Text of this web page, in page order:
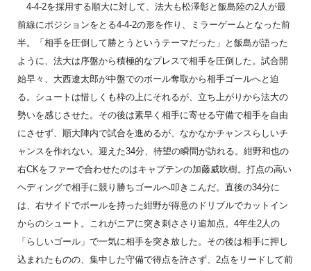
4-4-2を採用する順大に対して、法大も松澤彰と飯島陸の2人が最
前線にポジションをとる4-4-2の形を作り、ミラーゲームとなった前
半。「相手を圧倒して勝とうというテーマだった」と飯島が語った
ように、法大は序盤から積極的なプレスで相手を圧倒した。試合開
始早々、大西遼太郎が中盤でのボール奪取から相手ゴールへと迫
る。シュートは惜しくも枠の上にそれるが、立ち上がりから法大の
勢いを感じさせた。その後は素早く相手に寄せる守備で相手を自由
にさせず、順大陣内で試合を進めるが、なかなかチャンスらしいチ
ャンスを作れない。迎えた34分、待望の瞬間が訪れる。紺野和也の
右CKをファーで合わせたのはキャプテンの加藤威吹樹。打点の高い
ヘディングで相手に競り勝ちゴールへ叩きこんだ。直後の34分に
は、右サイドでボールを持った紺野が得意のドリブルでカットイン
からのシュート。これがニアに突き刺ささり追加点。4年生2人の
「らしいゴール」で一気に相手を突き放した。その後は相手に押し
込まれたものの、集中した守備で得点を許さず、2点をリードして前